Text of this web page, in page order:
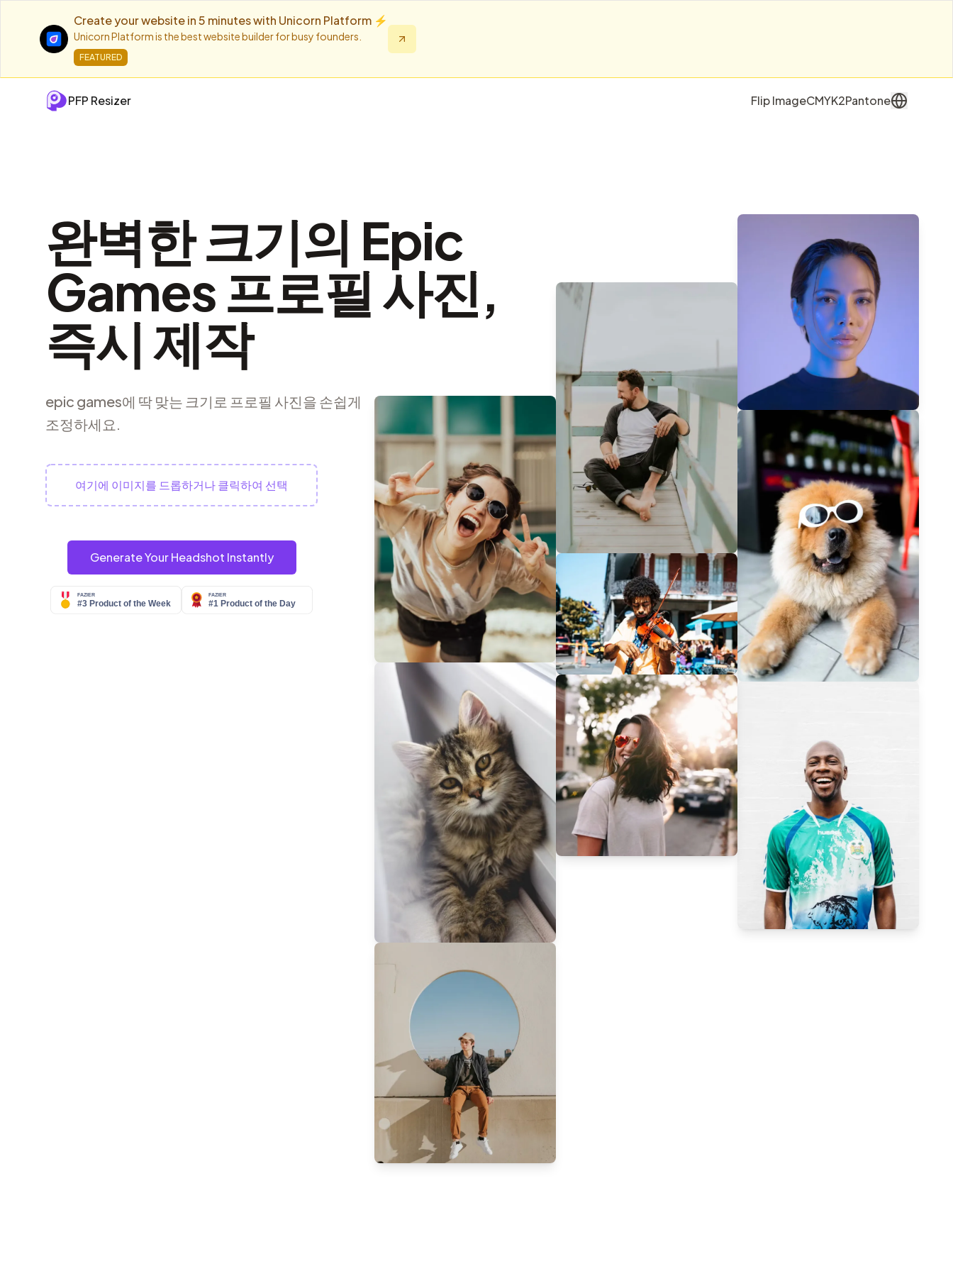
Create your website in 5 minutes with Unicorn Platform ⚡️
Unicorn Platform is the best website builder for busy founders.
FEATURED
PFP Resizer Flip ImageCMYK2Pantone
완벽한 크기의 Epic
Games 프로필 사진,
즉시 제작
epic games에 딱 맞는 크기로 프로필 사진을 손쉽게
조정하세요.
여기에 이미지를 드롭하거나 클릭하여 선택
Generate Your Headshot Instantly